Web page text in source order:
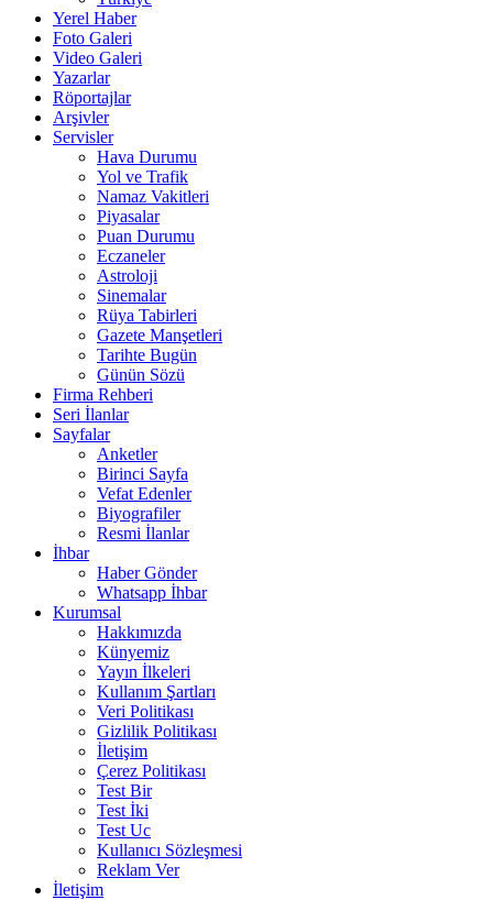
Yerel Haber
Foto Galeri
Video Galeri
Yazarlar
Röportajlar
Arşivler
Servisler
Hava Durumu
Yol ve Trafik
Namaz Vakitleri
Piyasalar
Puan Durumu
Eczaneler
Astroloji
Sinemalar
Rüya Tabirleri
Gazete Manşetleri
Tarihte Bugün
Günün Sözü
Firma Rehberi
Seri İlanlar
Sayfalar
Anketler
Birinci Sayfa
Vefat Edenler
Biyografiler
Resmi İlanlar
İhbar
Haber Gönder
Whatsapp İhbar
Kurumsal
Hakkımızda
Künyemiz
Yayın İlkeleri
Kullanım Şartları
Veri Politikası
Gizlilik Politikası
İletişim
Çerez Politikası
Test Bir
Test İki
Test Uc
Kullanıcı Sözleşmesi
Reklam Ver
İletişim